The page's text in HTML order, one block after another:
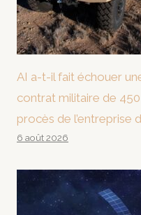
AI a-t-il fait échouer
contrat militaire de
procès de l’entreprise
6 août 2026